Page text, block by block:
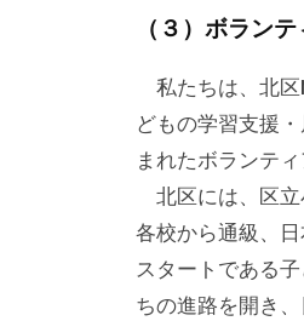
、
会
や
機
の
貸
出
（３）ボラン
私たちは、北区
どもの学習支援
まれたボランティ
北区には、区立
各校から通級、
スタートである
ちの進路を開き